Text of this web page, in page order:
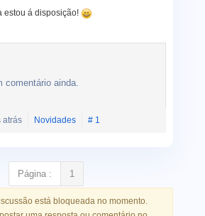
estou á disposição!
comentário ainda.
atrás Novidades # 1
Página : 1
está bloqueada no momento.